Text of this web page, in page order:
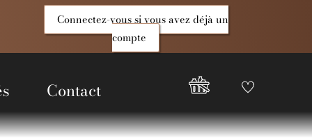
Connectez-vous si vous avez déjà un
compte
Contact
Compte
Good
Epices
Favoris